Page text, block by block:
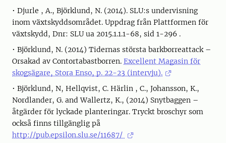
• Djurle , A., Björklund, N. (2014). SLU:s undervisning
inom växtskyddsområdet. Uppdrag från Plattformen för
växtskydd, Dnr: SLU ua 2015.1.1.1-68, sid 1-296 .
• Björklund, N. (2014) Tidernas största barkborreattack –
Orsakad av Contortabastborren. Excellent Magasin för
skogsägare, Stora Enso, p. 22-23 (intervju).
• Björklund, N, Hellqvist, C. Härlin , C., Johansson, K.,
Nordlander, G. and Wallertz, K., (2014) Snytbaggen –
åtgärder för lyckade planteringar. Tryckt broschyr som
också finns tillgänglig på
http://pub.epsilon.slu.se/11687/